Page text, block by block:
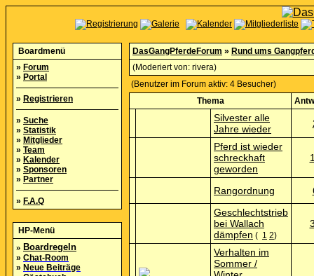
Boardmenü
» Forum
» Portal
» Registrieren
» Suche
» Statistik
» Mitglieder
» Team
» Kalender
» Sponsoren
» Partner
» F.A.Q
HP-Menü
» Boardregeln
» Chat-Room
» Neue Beiträge
DasGangPferdeForum » Rund ums
(Moderiert von: rivera)
(Benutzer im Forum aktiv: 4 Besucher)
Thema
Silvester alle
Jahre wieder
Pferd ist wieder
schreckhaft
geworden
Rangordnung
Geschlechtstrieb
bei Wallach
dämpfen ( 1 2)
Verhalten im
Sommer /